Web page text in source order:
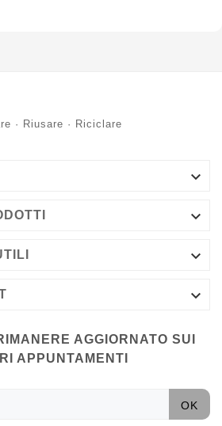
· Riusare · Riciclare




AGGIORNATO SUI
APPUNTAMENTI
OK